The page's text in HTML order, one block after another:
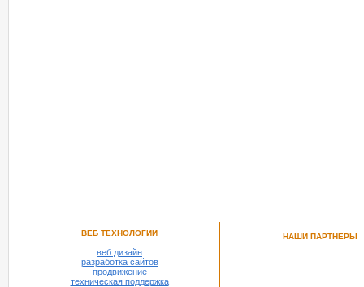
ВЕБ ТЕХНОЛОГИИ
веб дизайн
разработка сайтов
продвижение
техническая поддержка
НАШИ ПАРТНЕРЫ